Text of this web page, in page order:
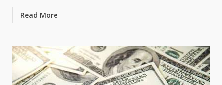
Read More